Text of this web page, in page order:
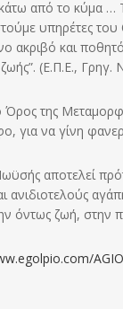
από το κύμα …
υπηρέτες
ακριβό και
ζωής”. (Ε.Π.Ε.,
της
για να γίνη
αποτελεί
ανιδιοτελούς
όντως ζωή, στην